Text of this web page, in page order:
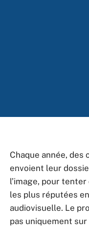
Chaque année, des
envoient leur
l’image, pour
les plus réputées
audiovisuelle. Le
pas uniquement